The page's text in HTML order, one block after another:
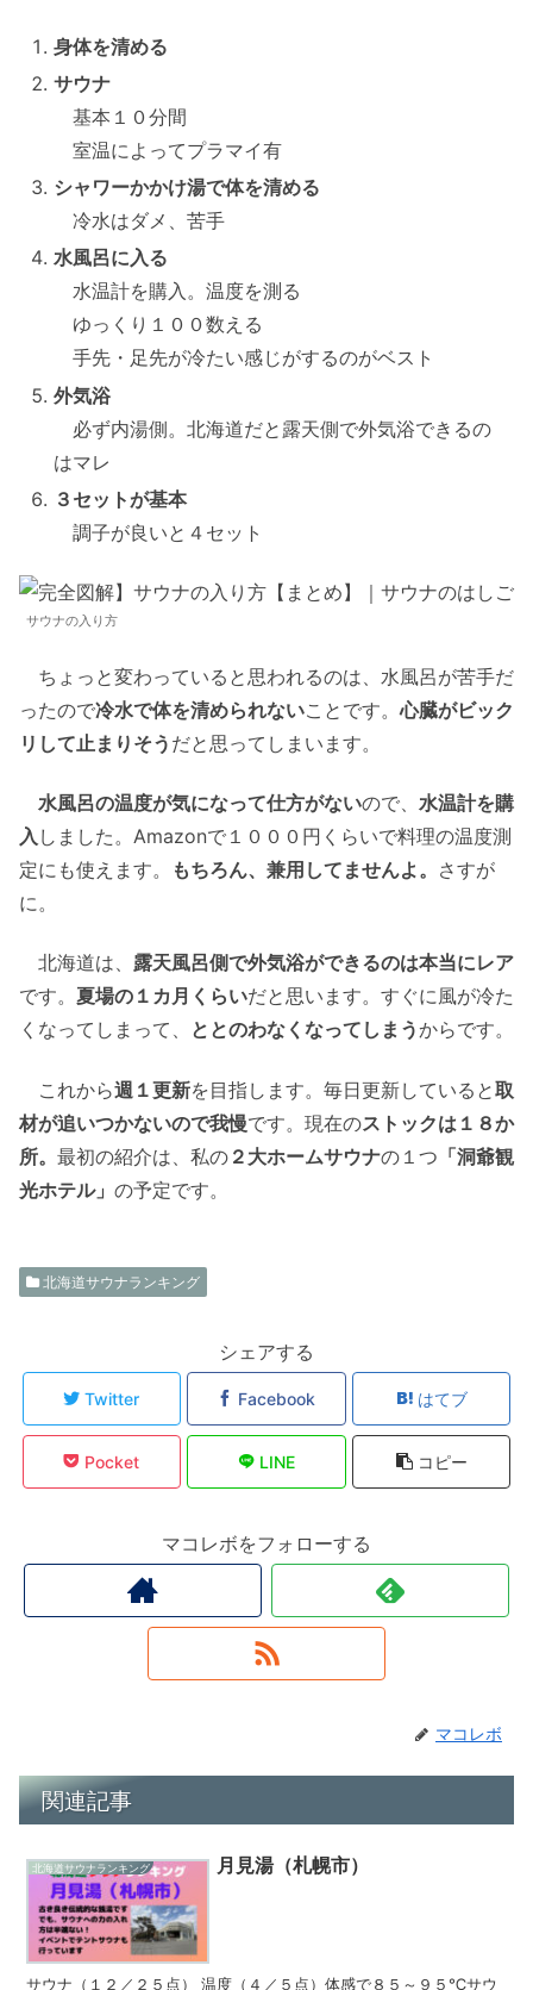
身体を清める
サウナ
基本１０分間
室温によってプラマイ有
シャワーかかけ湯で体を清める
冷水はダメ、苦手
水風呂に入る
水温計を購入。温度を測る
ゆっくり１００数える
手先・足先が冷たい感じがするのがベスト
外気浴
必ず内湯側。北海道だと露天側で外気浴できるの
はマレ
３セットが基本
調子が良いと４セット
サウナの入り方
ちょっと変わっていると思われるのは、水風呂が苦手だ
ったので冷水で体を清められないことです。心臓がビック
リして止まりそう だと思ってしまいます。
水風呂の温度が気になって仕方がないので、 水温計を購
入 しました。Amazonで１０００円くらいで料理の温度測
定にも使えます。
もちろん、兼用してませんよ。 さすが
に。
北海道は、 露天風呂側で外気浴ができるのは本当にレア
です。 夏場の１カ月くらいだと思います。すぐに風が冷た
くなってしまって、 ととのわなくなってしまうからです。
これから週１更新を目指します。毎日更新していると取
材が追いつかないので我慢です。現在のストックは１８か
所。 最初の紹介は、私の ２大ホームサウナの１つ 「洞爺観
光ホテル」 の予定です。
北海道サウナランキング
シェアする
Twitter Facebook はてブ
Pocket LINE コピー
マコレボをフォローする
マコレボ
関連記事
北海道サウナランキング 月見湯（札幌市）
サウナ（１２／２５点） 温度（４／５点）体感で８５～９５℃サウ